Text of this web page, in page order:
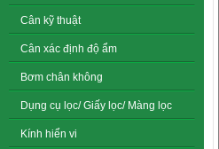
Cân kỹ thuật
Cân xác định độ ẩm
Bơm chân không
Dụng cụ lọc/ Giấy lọc/ Màng lọc
Kính hiển vi